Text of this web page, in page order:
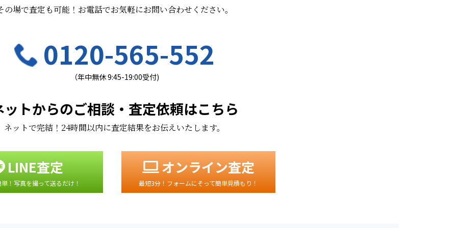
の場で査定も可能！お電話でお気軽にお問い合わせください。
0120-565-552
（年中無休 9:45-19:00受付)
ットからのご相談・査定依頼はこちら
ネットで完結！24時間以内に査定結果をお伝えいたします。
LINE査定
！写真を撮って送るだけ！
オンライン査定
最短3分！フォームにそって簡単見積もり！